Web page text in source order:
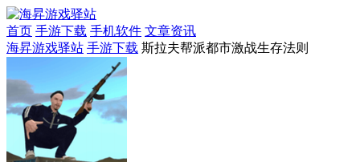
首页 手游下载 手机软件 文章资讯
海昇游戏驿站 手游下载 斯拉夫帮派都市激战生存法则